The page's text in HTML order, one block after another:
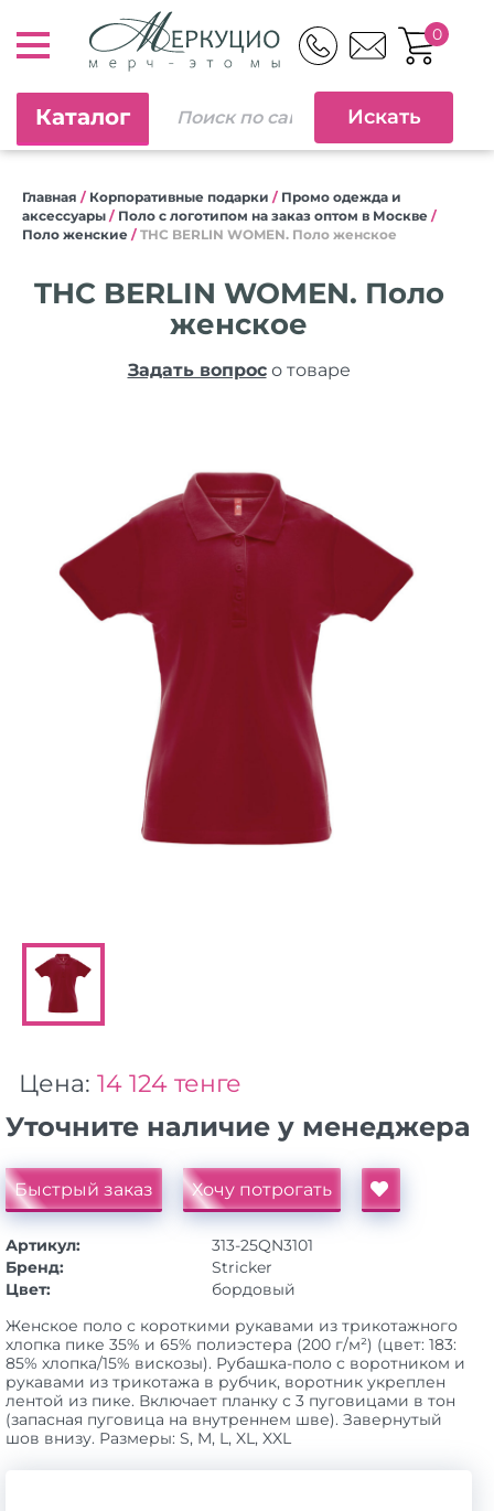
0
Каталог
Главная / Корпоративные подарки / Промо одежда и
аксессуары / Поло с логотипом на заказ оптом в Москве /
Поло женские / THC BERLIN WOMEN. Поло женское
THC BERLIN WOMEN. Поло
женское
Задать вопросо товаре
Цена: 14 124 тенге
Уточните наличие у менеджера
Быстрый заказ Хочу потрогать
Артикул:
313-25QN3101
Бренд:
Stricker
Цвет:
бордовый
Женское поло с короткими рукавами из трикотажного
хлопка пике 35% и 65% полиэстера (200 г/м²) (цвет: 183:
85% хлопка/15% вискозы). Рубашка-поло с воротником и
рукавами из трикотажа в рубчик, воротник укреплен
лентой из пике. Включает планку с 3 пуговицами в тон
(запасная пуговица на внутреннем шве). Завернутый
шов внизу. Размеры: S, M, L, XL, XXL